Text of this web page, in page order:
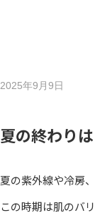
2025年9月9日
夏の終わり
夏の紫外線や冷房
この時期は肌のバ